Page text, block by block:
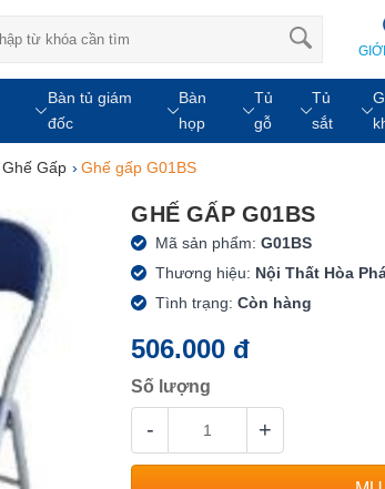
Bàn tủ giám
đốc
Bàn
họp
Tủ
gỗ
Tủ
sắt
Ghế Gấp › Ghế gấp G01BS
GHẾ GẤP G01BS
Mã sản phẩm:G01BS
Thương hiệu: Nội Thất Hòa
Tình trạng:Còn hàng
506.000 đ
Số lượng
- +